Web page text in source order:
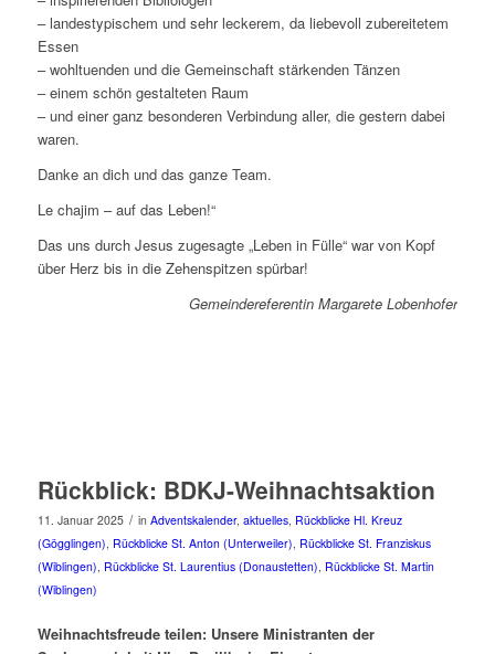
– landestypischem und sehr leckerem, da liebevoll zubereitetem
Essen
– wohltuenden und die Gemeinschaft stärkenden Tänzen
– einem schön gestalteten Raum
– und einer ganz besonderen Verbindung aller, die gestern dabei
waren.
Danke an dich und das ganze Team.
Le chajim – auf das Leben!“
Das uns durch Jesus zugesagte „Leben in Fülle“ war von Kopf
über Herz bis in die Zehenspitzen spürbar!
Gemeindereferentin Margarete Lobenhofer
Rückblick: BDKJ-Weihnachtsaktion
11. Januar 2025 / in Adventskalender, aktuelles, Rückblicke Hl. Kreuz
(Gögglingen), Rückblicke St. Anton (Unterweiler), Rückblicke St. Franziskus
(Wiblingen), Rückblicke St. Laurentius (Donaustetten), Rückblicke St. Martin
(Wiblingen)
Weihnachtsfreude teilen: Unsere Ministranten der